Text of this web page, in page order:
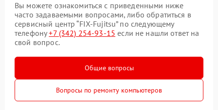
Вы можете ознакомиться с приведенными ниже
часто задаваемыми вопросами, либо обратиться в
сервисный центр “FIX-Fujitsu” по следующему
телефону+7 (342) 254-93-15 если не нашли ответ на
свой вопрос.
Общие вопросы
Вопросы по ремонту компьютеров